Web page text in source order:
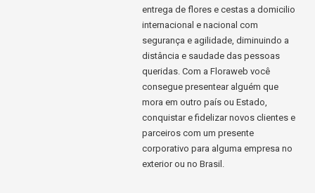
entrega de flores e cestas a domicilio
internacional e nacional com
segurança e agilidade, diminuindo a
distância e saudade das pessoas
queridas. Com a Floraweb você
consegue presentear alguém que
mora em outro país ou Estado,
conquistar e fidelizar novos clientes e
parceiros com um presente
corporativo para alguma empresa no
exterior ou no Brasil.